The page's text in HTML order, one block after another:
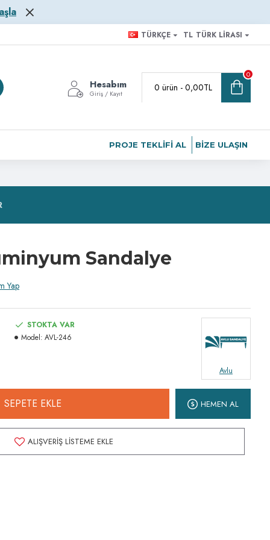
TÜRKÇE TL TÜRK LIRASI
Hesabım
Giriş / Kayıt
0 ürün - 0,00TL
0
PROJE TEKLIFI AL BIZE ULAŞIN
Sandalye
Yap
STOKTA VAR
Model: AVL-246
Avlu
SEPETE EKLE HEMEN AL
ALIŞVERIŞ LISTEME EKLE